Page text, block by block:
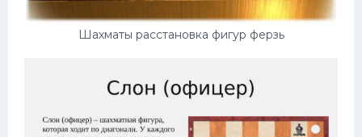
Шахматы расстановка фигур ферзь